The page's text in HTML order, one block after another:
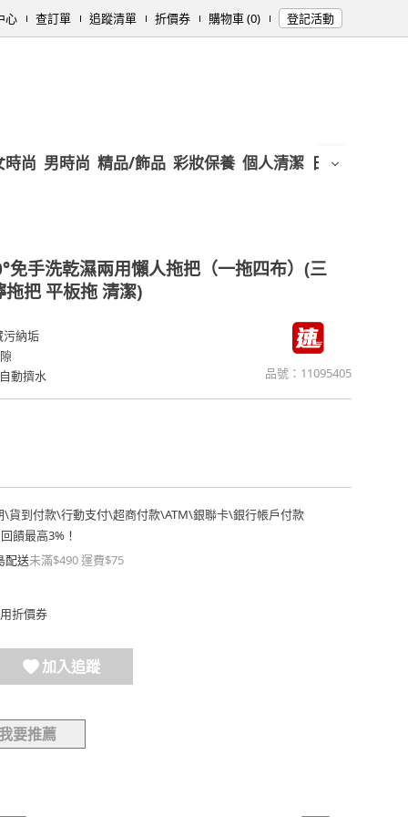
心 查訂單 追蹤清單 折價券 購物車 (0) 登記活動
時尚 男時尚 精品/飾品 彩妝保養 個人清潔 日用/紙品
免手洗乾濕兩用懶人拖把（一拖四布）(三
把 平板拖 清潔)
污納垢
動擠水
品號： 11095405
\貨到付款\行動支付\超商付款\ATM\銀聯卡\銀行帳戶付款
饋最高3%！
配送未滿$490 運費$75
折價券
加入追蹤
要推薦